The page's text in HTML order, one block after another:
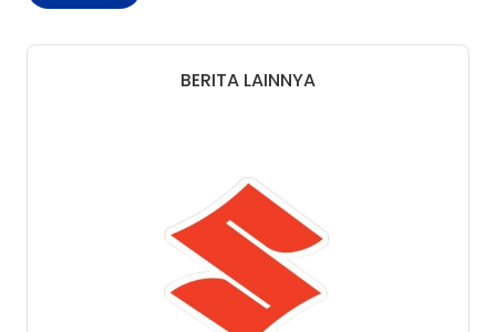
BERITA LAINNYA